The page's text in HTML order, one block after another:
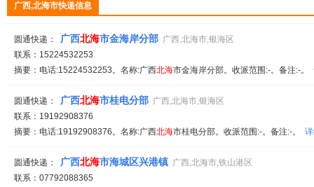
广西,北海市快递信息
圆通快递： 广西北海市金海岸分部 广西,北海市,银海区
联系：15224532253
摘要：电话:15224532253。名称:广西北海市金海岸分部。收派范围:-。备注:-。
圆通快递： 广西北海市桂电分部 广西,北海市,银海区
联系：19192908376
摘要：电话:19192908376。名称:广西北海市桂电分部。收派范围:-。备注:-。
圆通快递： 广西北海市海城区兴港镇 广西,北海市,铁山港区
联系：07792088365